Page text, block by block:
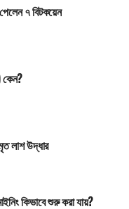
করা হয়েছে
এপিক গেমস, সনি এবং
৭ বিটকয়েন
লাশ উদ্ধার
কিভাবে শুরু করা যায়?